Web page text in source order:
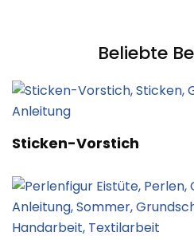
Beliebte
Sticken-Vorstich